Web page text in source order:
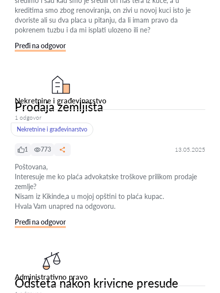
kreditima smo zbog renoviranja, on zivi u novoj kuci isto je
dvoriste ali su dva placa u pitanju, da li imam pravo da
pokrenem tuzbu i da mi isplati ulozeno ili ne?
Pređi na odgovor
Nekretnine i građevinarstvo
Prodaja zemljišta
1 odgovor
Nekretnine i građevinarstvo
1 773 13.05.2025
Poštovana,
Interesuje me ko plaća advokatske troškove prilikom prodaje
zemlje?
Nisam iz Kikinde,a u mojoj opštini to plaća kupac.
Hvala Vam unapred na odgovoru.
Pređi na odgovor
Administrativno pravo
Odsteta nakon krivicne presude